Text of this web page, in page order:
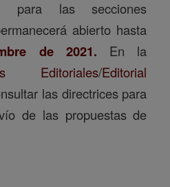
para las secciones
abierto hasta
de 2021. En la
Editoriales/Editorial
las directrices para
de las propuestas de